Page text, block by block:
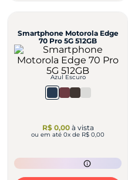
Smartphone Motorola Edge
70 Pro 5G 512GB
Azul Escuro
R$ 0,00à vista
ou em até 0x de R$ 0,00